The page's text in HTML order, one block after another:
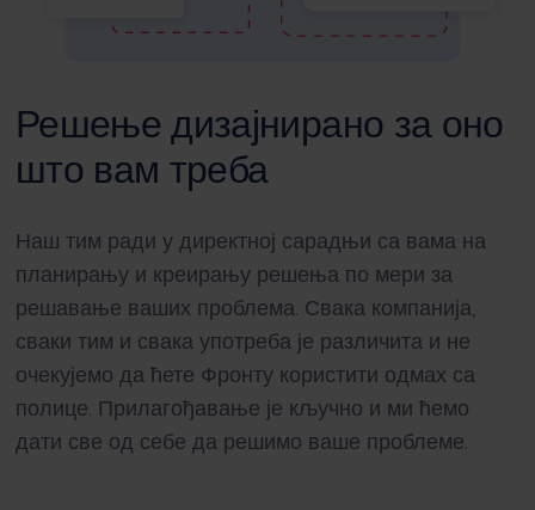
Решење дизајнирано за оно
што вам треба
Наш тим ради у директној сарадњи са вама на
планирању и креирању решења по мери за
решавање ваших проблема. Свака компанија,
сваки тим и свака употреба је различита и не
очекујемо да ћете Фронту користити одмах са
полице. Прилагођавање је кључно и ми ћемо
дати све од себе да решимо ваше проблеме.